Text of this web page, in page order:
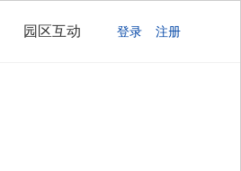
园区互动 登录 注册